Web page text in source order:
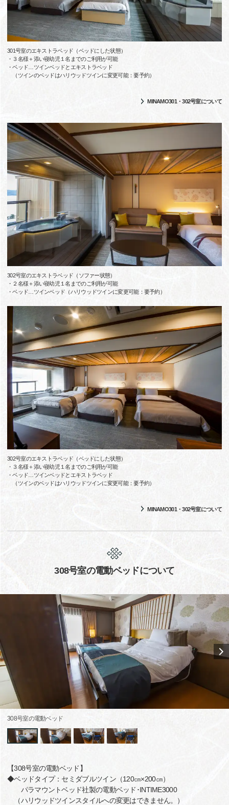
301号室のエキストラベッド（ベッドにした状態）
・３名様＋添い寝幼児１名までのご利用が可能
・ベッド…ツインベッドとエキストラベッド
（ツインのベッドはハリウッドツインに変更可能：要予約）
MINAMO301・302号室について
302号室のエキストラベッド（ソファー状態）
・２名様＋添い寝幼児１名までのご利用が可能
・ベッド…ツインベッド（ハリウッドツインに変更可能：要予約）
302号室のエキストラベッド（ベッドにした状態）
・３名様＋添い寝幼児１名までのご利用が可能
・ベッド…ツインベッドとエキストラベッド
（ツインのベッドはハリウッドツインに変更可能：要予約）
MINAMO301・302号室について
308号室の電動ベッドについて
308号室の電動ベッド
【308号室の電動ベッド】
◆ベッドタイプ：セミダブルツイン（120㎝×200㎝）
パラマウントベッド社製の電動ベッド･INTIME3000
（ハリウッドツインスタイルへの変更はできません。）